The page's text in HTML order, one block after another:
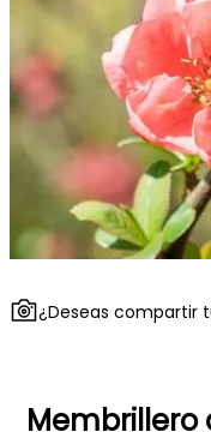
¿Deseas compartir
Membrillero